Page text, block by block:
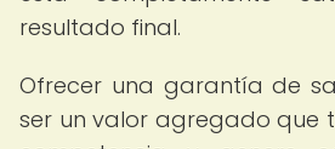
resultado final.
Ofrecer una garantía de
ser un valor agregado que